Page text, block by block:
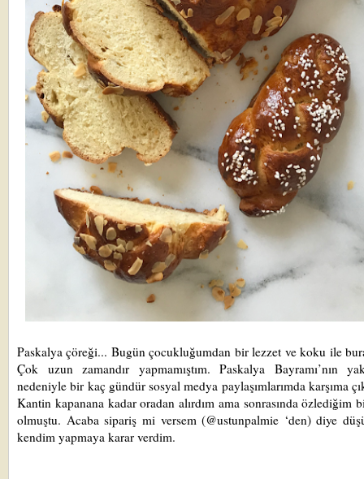
Paskalya çöreği... Bugün çocukluğumdan bir lezzet ve koku ile
Çok uzun zamandır yapmamıştım. Paskalya Bayramı’nın
nedeniyle bir kaç gündür sosyal medya paylaşımlarımda karşıma
Kantin kapanana kadar oradan alırdım ama sonrasında özlediğim
olmuştu. Acaba sipariş mi versem (@ustunpalmie ‘den) diye
kendim yapmaya karar verdim.